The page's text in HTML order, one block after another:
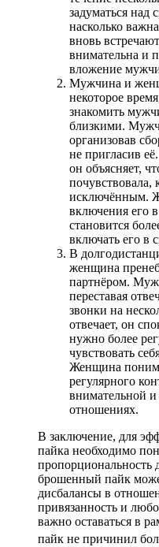
задуматься над
насколько
вновь
внимательна и
вложение
Мужчина и
некоторое
знакомить
близкими.
организовав
не пригласив
он объясняет,
почувствовала,
исключённым.
включения его
становится
включать его в
В
женщина
партнёром.
переставая
звонки на
отвечает, он
нужно более
чувствовать
Женщина
регулярного
внимательной и
отношениях.
В заключение, для
пайка необходимо
пропорциональность
брошенный пайк
дисбалансы в
привязанность и
важно оставаться в
пайк не причинил